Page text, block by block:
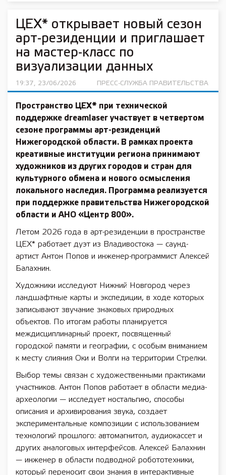
ЦЕХ* открывает новый сезон
арт-резиденции и приглашает
на мастер-класс по
визуализации данных
19:37, 23/06/2026 ПРЕСС-СЛУЖБА ПРАВИТЕЛЬСТВА
Пространство ЦЕХ* при технической
поддержке dreamlaser участвует в четвертом
сезоне программы арт-резиденций
Нижегородской области. В рамках проекта
креативные институции региона принимают
художников из других городов и стран для
культурного обмена и нового осмысления
локального наследия. Программа реализуется
при поддержке правительства Нижегородской
области и АНО «Центр 800».
Летом 2026 года в арт-резиденции в пространстве
ЦЕХ* работает дуэт из Владивостока — саунд-
артист Антон Попов и инженер-программист Алексей
Балахнин.
Художники исследуют Нижний Новгород через
ландшафтные карты и экспедиции, в ходе которых
записывают звучание знаковых природных
объектов. По итогам работы планируется
междисциплинарный проект, посвященный
городской памяти и географии, с особым вниманием
к месту слияния Оки и Волги на территории Стрелки.
Выбор темы связан с художественными практиками
участников. Антон Попов работает в области медиа-
археологии — исследует ностальгию, способы
описания и архивирования звука, создает
экспериментальные композиции с использованием
технологий прошлого: автомагнитол, аудиокассет и
других аналоговых интерфейсов. Алексей Балахнин
— инженер в области подводной робототехники,
который переносит свои знания в интерактивные